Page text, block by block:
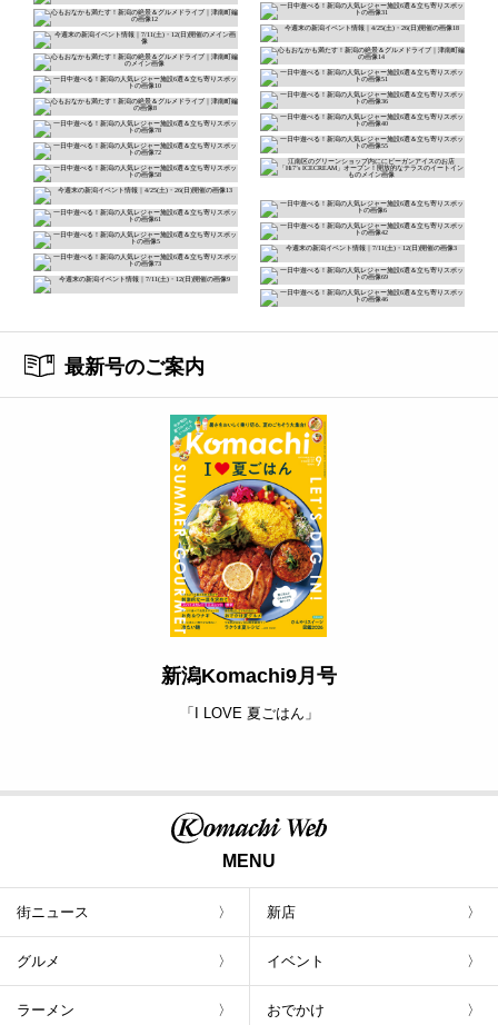
最新号のご案内
新潟Komachi9月号
「I LOVE 夏ごはん」
MENU
街ニュース 新店
グルメ イベント
ラーメン おでかけ